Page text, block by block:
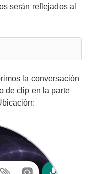
serán reflejados al
la conversación
de clip en la parte